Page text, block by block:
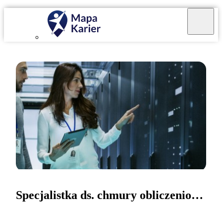
Specjalistka ds. chmury obliczeniowej